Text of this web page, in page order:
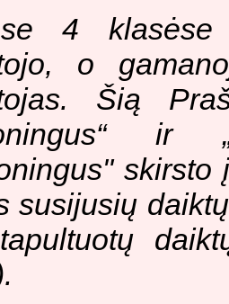
4
o
Šią
ir
susijusių